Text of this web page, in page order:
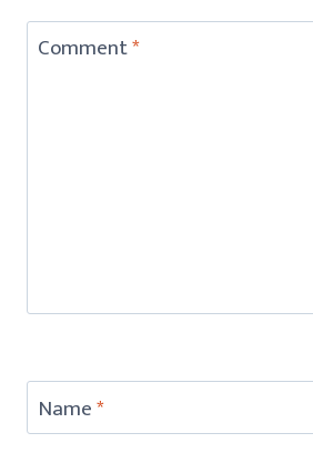
Comment*
Name*